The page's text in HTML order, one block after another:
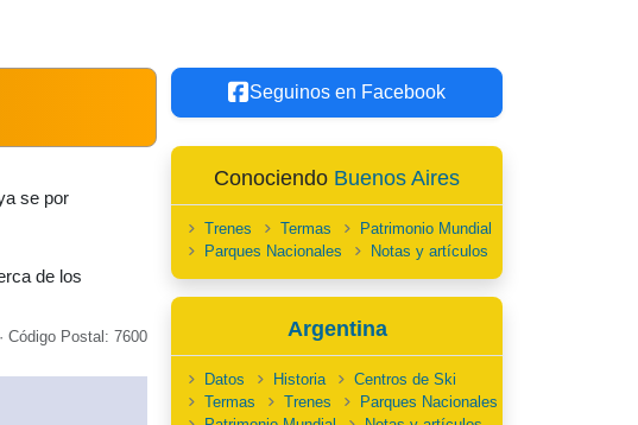
se por
de los
Código Postal: 7600
Seguinos en Facebook
Conociendo Buenos Aires
Trenes Termas
Patrimonio Mundial
Parques Nacionales
Notas y artículos
Argentina
Datos Historia
Centros de Ski
Termas
Trenes
Parques Nacionales